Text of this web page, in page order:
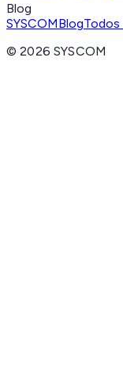
Blog
SYSCOMBlogTodos
©2026 SYSCOM